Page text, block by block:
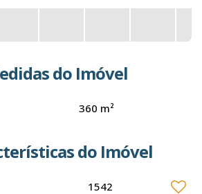
do Imóvel
360 m²
do Imóvel
1542